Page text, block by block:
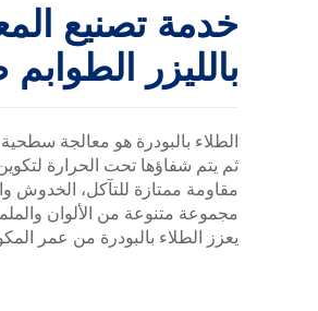
خدمة تصنيع
بالليزر
الطلاء بالبودرة هو معالجة
ثم يتم شفاؤها تحت الحرارة
مقاومة ممتازة للتآكل، الخدوش
مجموعة متنوعة من الألوان
يعزز الطلاء بالبودرة من عمر